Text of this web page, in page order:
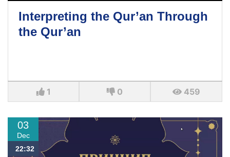
Interpreting the Qur’an Through
the Qur’an
1 0 459
03
Dec
22:32